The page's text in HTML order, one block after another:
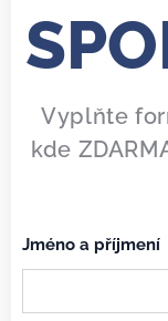
Vyplňte
kde
Jméno a příjmení